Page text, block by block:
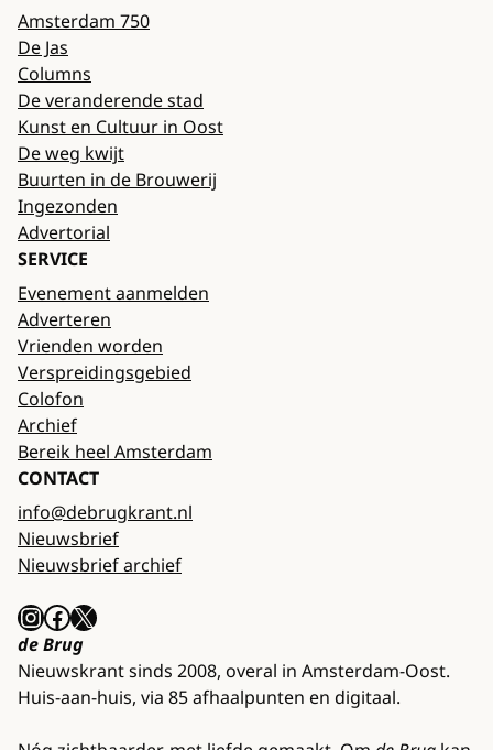
Amsterdam 750
De Jas
Columns
De veranderende stad
Kunst en Cultuur in Oost
De weg kwijt
Buurten in de Brouwerij
Ingezonden
Advertorial
SERVICE
Evenement aanmelden
Adverteren
Vrienden worden
Verspreidingsgebied
Colofon
Archief
Bereik heel Amsterdam
CONTACT
info@debrugkrant.nl
Nieuwsbrief
Nieuwsbrief archief
InstagramFacebook X
de Brug
Nieuwskrant sinds 2008, overal in Amsterdam-Oost.
Huis-aan-huis, via 85 afhaalpunten en digitaal.